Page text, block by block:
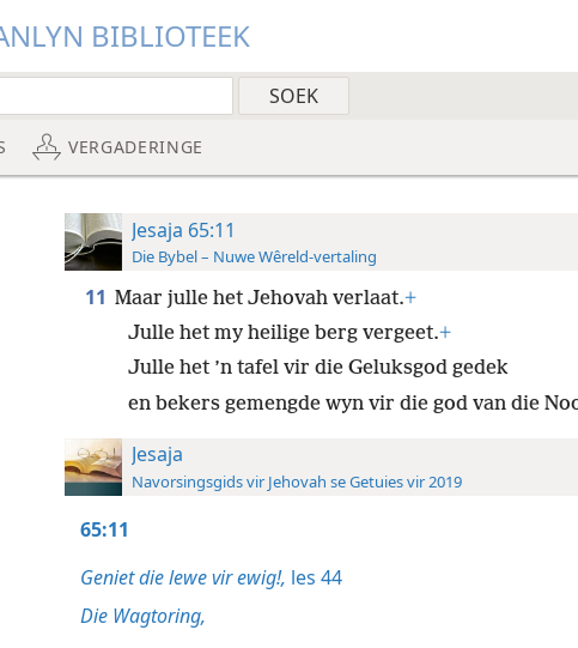
BIBLIOTEEK
VERGADERINGE
Jesaja 65:11
Die Bybel – Nuwe Wêreld-vertaling
11 Maar julle het Jehovah verlaat.+
Julle het my heilige berg vergeet.+
Julle het ’n tafel vir die Geluksgod gedek
en bekers gemengde wyn vir die god van die
Jesaja
Navorsingsgids vir Jehovah se Getuies vir 2019
65:11
Geniet die lewe vir ewig!, les 44
Die Wagtoring,